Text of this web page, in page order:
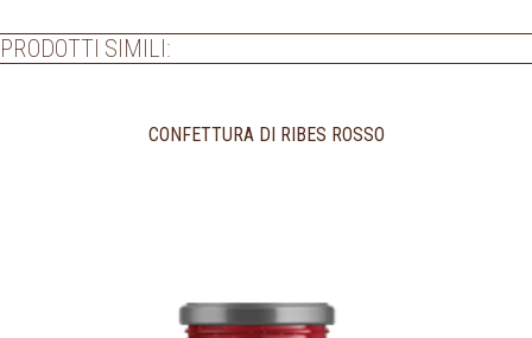
PRODOTTI SIMILI:
CONFETTURA DI RIBES ROSSO